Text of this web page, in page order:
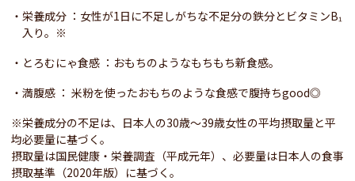
栄養成分 ：女性が1日に不足しがちな不足分の鉄分とビタミンB₁
入り。※
とろむにゃ食感 ：おもちのようなもちもち新食感。
満腹感 ： 米粉を使ったおもちのような食感で腹持ちgood◎
※栄養成分の不足は、日本人の30歳～39歳女性の平均摂取量と平
均必要量に基づく。
摂取量は国民健康・栄養調査（平成元年）、必要量は日本人の食事
摂取基準（2020年版）に基づく。